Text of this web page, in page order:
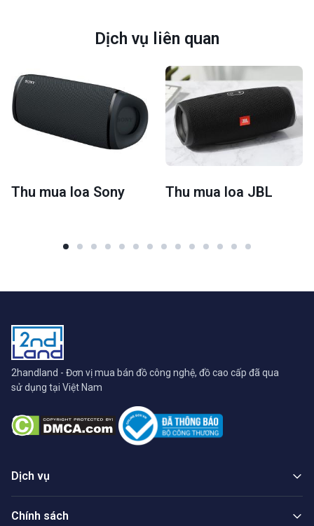
Dịch vụ liên quan
Thu mua loa Sony Thu mua loa JBL
2handland - Đơn vị mua bán đồ công nghệ, đồ cao cấp đã qua
sử dụng tại Việt Nam
Dịch vụ
Chính sách